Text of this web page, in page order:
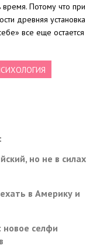
Потому что при
древняя установка
все еще остается
но не в силах
в Америку и
новое селфи